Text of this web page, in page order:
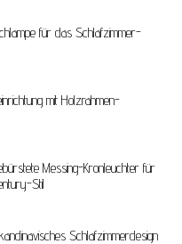
für das Schlafzimmer-
mit Holzrahmen-
Messing-Kronleuchter für
Stil
Schlafzimmerdesign